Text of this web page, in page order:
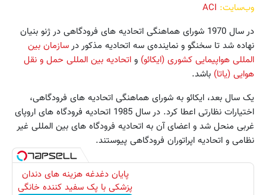
وب‌سایت: ACI
در سال 1970 شورای هماهنگی اتحادیه های فرودگاهی در ژنو بنیان
نهاده شد تا سخنگو و نماینده‌ی سه اتحادیه مذکور درسازمان بین
المللی هواپیمایی کشوری (ایکائو) و اتحادیه بین المللی حمل و نقل
هوایی (یاتا) باشد.
یک سال بعد، ایکائو به شورای هماهنگی اتحادیه های فرودگاهی،
اختیارات نظارتی اعطا کرد. در سال 1985 اتحادیه فرودگاه های اروپای
غربی منحل شد و اعضای آن به اتحادیه فرودگاه های بین المللی غیر
نظامی و اتحادیه اپراتوران فرودگاهی پیوستند.
پایان دغدغه هزینه های دندان
پزشکی با پک سفید کننده خانگی